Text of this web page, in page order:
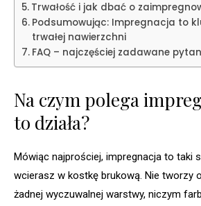
Trwałość i jak dbać o
Podsumowując: Impregnacja to
trwałej nawierzchni
FAQ – najczęściej zadawane
Na czym polega
to działa?
Mówiąc najprościej, impregnacja to taki
wcierasz w kostkę brukową. Nie tworzy
żadnej wyczuwalnej warstwy, niczym